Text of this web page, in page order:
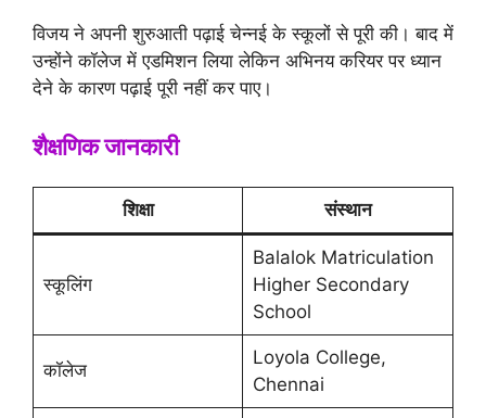
विजय ने अपनी शुरुआती पढ़ाई चेन्नई के स्कूलों से पूरी की। बाद में
उन्होंने कॉलेज में एडमिशन लिया लेकिन अभिनय करियर पर ध्यान
देने के कारण पढ़ाई पूरी नहीं कर पाए।
शैक्षणिक जानकारी
शिक्षा संस्थान
स्कूलिंग
Balalok Matriculation
Higher Secondary
School
कॉलेज
Loyola College,
Chennai